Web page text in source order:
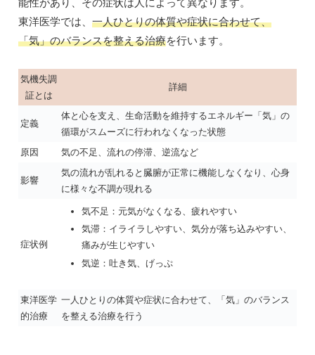
能性があり、その症状は人によって異なります。
東洋医学では、 一人ひとりの体質や症状に合わせて、
「気」のバランスを整える治療を行います。
気機失調
証とは
詳細
定義
体と心を支え、生命活動を維持するエネルギー「気」の
循環がスムーズに行われなくなった状態
原因
気の不足、流れの停滞、逆流など
影響
気の流れが乱れると臓腑が正常に機能しなくなり、心身
に様々な不調が現れる
症状例
気不足：元気がなくなる、疲れやすい
気滞：イライラしやすい、気分が落ち込みやすい、
痛みが生じやすい
気逆：吐き気、げっぷ
東洋医学
的治療
一人ひとりの体質や症状に合わせて、「気」のバランス
を整える治療を行う